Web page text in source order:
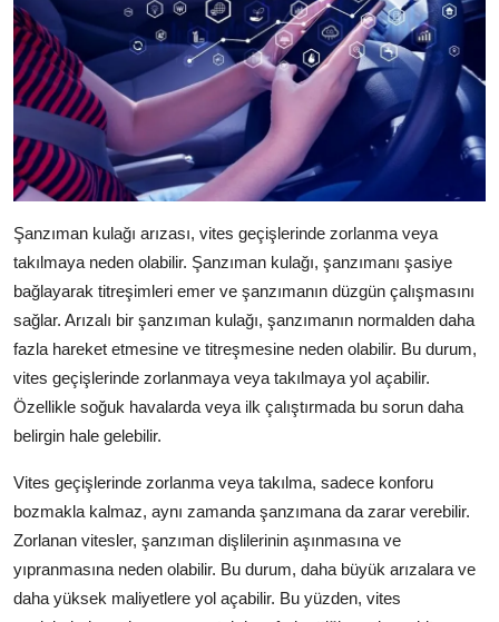
Şanzıman kulağı arızası, vites geçişlerinde zorlanma veya
takılmaya neden olabilir. Şanzıman kulağı, şanzımanı şasiye
bağlayarak titreşimleri emer ve şanzımanın düzgün çalışmasını
sağlar. Arızalı bir şanzıman kulağı, şanzımanın normalden daha
fazla hareket etmesine ve titreşmesine neden olabilir. Bu durum,
vites geçişlerinde zorlanmaya veya takılmaya yol açabilir.
Özellikle soğuk havalarda veya ilk çalıştırmada bu sorun daha
belirgin hale gelebilir.
Vites geçişlerinde zorlanma veya takılma, sadece konforu
bozmakla kalmaz, aynı zamanda şanzımana da zarar verebilir.
Zorlanan vitesler, şanzıman dişlilerinin aşınmasına ve
yıpranmasına neden olabilir. Bu durum, daha büyük arızalara ve
daha yüksek maliyetlere yol açabilir. Bu yüzden, vites